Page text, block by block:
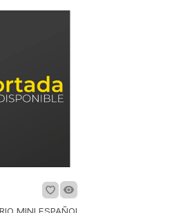
MINI ESPAÑOL